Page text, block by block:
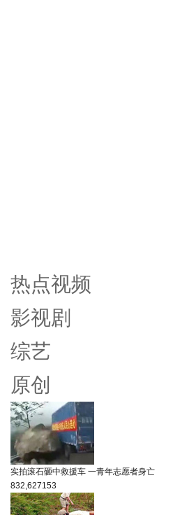
热点视频
影视剧
综艺
原创
实拍滚石砸中救援车 一青年志愿者身亡
832,627153